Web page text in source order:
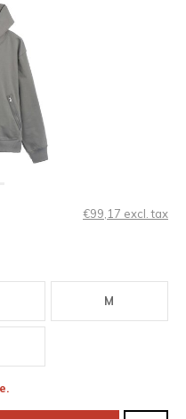
€99,17 excl. tax
M